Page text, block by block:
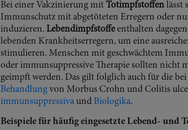
Bei einer Vakzinierung mitTotimpfstoffen lässt
Immunschutz mit abgetöteten Erregern oder
induzieren.Lebendimpfstoffeenthalten
lebenden Krankheitserregern, um eine
stimulieren. Menschen mit geschwächtem
oder immunsuppressive Therapie sollten nicht
geimpft werden. Das gilt folglich auch für die
Behandlung von Morbus Crohn und Colitis
immunsuppressiva und Biologika.
Beispiele für häufig eingesetzte Lebend- und